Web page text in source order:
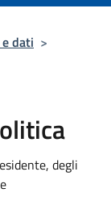
dati >
degli